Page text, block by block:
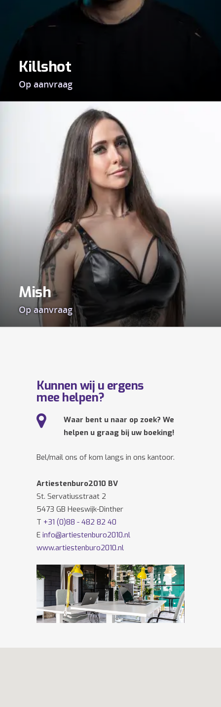
Killshot
Op aanvraag
Mish
Op aanvraag
Kunnen wij u ergens
mee helpen?
Waar bent u naar op zoek? We
helpen u graag bij uw boeking!
Bel/mail ons of kom langs in ons kantoor.
Artiestenburo2010 BV
St. Servatiusstraat 2
5473 GB Heeswijk-Dinther
T +31 (0)88 - 482 82 40
E info@artiestenburo2010.nl
www.artiestenburo2010.nl
Volg ons ook opFacebookenTwitter